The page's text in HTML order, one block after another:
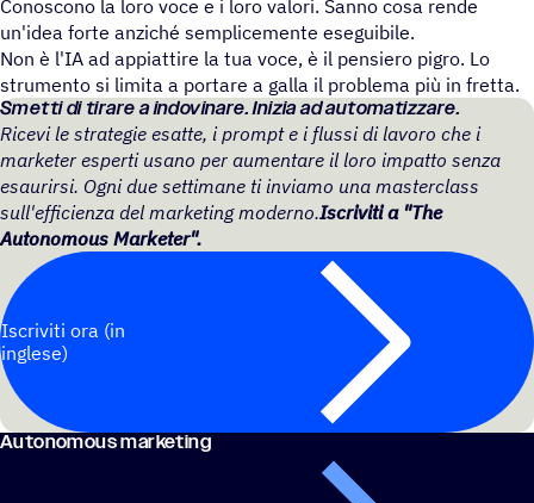
Conoscono la loro voce e i loro valori. Sanno cosa rende
un'idea forte anziché semplicemente eseguibile.
Non è l'IA ad appiattire la tua voce, è il pensiero pigro. Lo
strumento si limita a portare a galla il problema più in fretta.
Smetti di tirare a indovinare. Inizia ad automatizzare.
Ricevi le strategie esatte, i prompt e i flussi di lavoro che i
marketer esperti usano per aumentare il loro impatto senza
esaurirsi. Ogni due settimane ti inviamo una masterclass
sull'efficienza del marketing moderno.Iscriviti a "The
Autonomous Marketer".
Iscriviti ora (in
inglese)
Auto­no­mous marketing